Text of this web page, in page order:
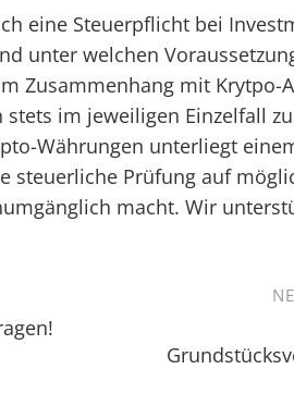
eine Steuerpflicht bei
unter welchen
Zusammenhang mit Krytpo-
im jeweiligen Einzelfall
Währungen unterliegt
steuerliche Prüfung auf
macht. Wir